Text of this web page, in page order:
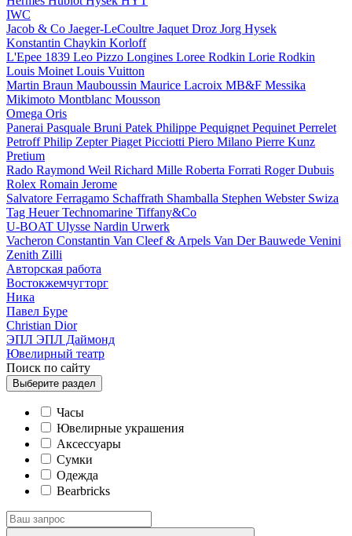
IWC
Jacob & Co Jaeger-LeCoultre Jaquet Droz Jorg Hysek
Konstantin Chaykin Korloff
L'Epee 1839 Leo Pizzo Longines Loree Rodkin Lorie Rodkin
Louis Moinet Louis Vuitton
Martin Braun Mauboussin Maurice Lacroix MB&F Messika
Mikimoto Montblanc Mousson
Omega Oris
Panerai Pasquale Bruni Patek Philippe Pequignet Pequinet Perrelet
PetroffPhilip ZepterPiaget Picciotti Piero Milano Pierre Kunz
Pretium
Rado Raymond Weil Richard Mille Roberta Forrati Roger Dubuis
Rolex Romain Jerome
Salvatore Ferragamo Schaffrath Shamballa Stephen Webster Swiza
Tag HeuerTechnomarine Tiffany&Co
U-BOAT Ulysse Nardin Urwerk
Vacheron Constantin Van Cleef & Arpels Van Der Bauwede Venini
Zenith Zilli
Авторская работа
Востокжемчугторг
Ника
Павел Буре
Сhristian Dior
ЭПЛ ЭПЛ Даймонд
Ювелирный театр
Поиск по сайту
Выберите раздел
Часы
Ювелирные украшения
Аксессуары
Сумки
Одежда
Bearbricks